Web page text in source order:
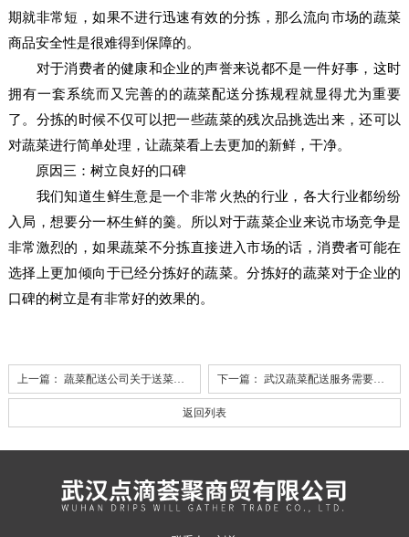
期就非常短，如果不进行迅速有效的分拣，那么流向市场的蔬菜
商品安全性是很难得到保障的。
对于消费者的健康和企业的声誉来说都不是一件好事，这时
拥有一套系统而又完善的的蔬菜配送分拣规程就显得尤为重要
了。分拣的时候不仅可以把一些蔬菜的残次品挑选出来，还可以
对蔬菜进行简单处理，让蔬菜看上去更加的新鲜，干净。
原因三：树立良好的口碑
我们知道生鲜生意是一个非常火热的行业，各大行业都纷纷
入局，想要分一杯生鲜的羹。所以对于蔬菜企业来说市场竞争是
非常激烈的，如果蔬菜不分拣直接进入市场的话，消费者可能在
选择上更加倾向于已经分拣好的蔬菜。分拣好的蔬菜对于企业的
口碑的树立是有非常好的效果的。
上一篇： 蔬菜配送公司关于送菜相关知识 下一篇： 武汉蔬菜配送服务需要注意些什么
返回列表